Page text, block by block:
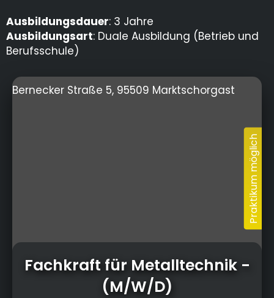
Ausbildungsdauer: 3 Jahre
Ausbildungsart: Duale Ausbildung (Betrieb und
Berufsschule)
Bernecker Straße 5, 95509 Marktschorgast
Fachkraft für Metalltechnik-
(M/W/D)